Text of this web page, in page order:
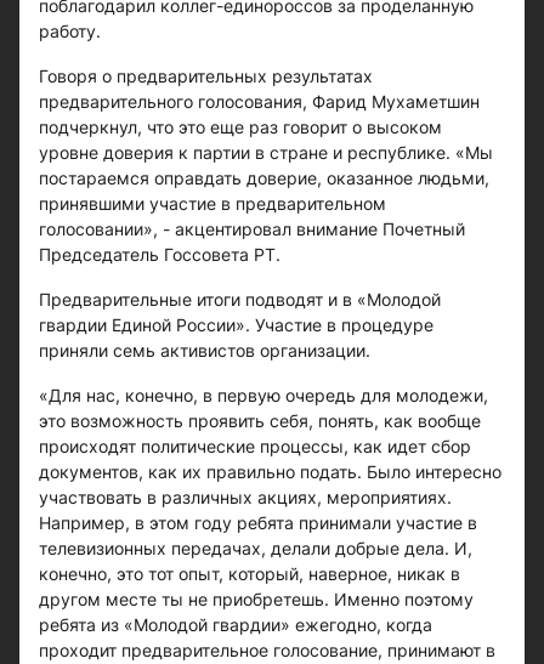
поблагодарил коллег-единороссов за проделанную
работу.
Говоря о предварительных результатах
предварительного голосования, Фарид Мухаметшин
подчеркнул, что это еще раз говорит о высоком
уровне доверия к партии в стране и республике. «Мы
постараемся оправдать доверие, оказанное людьми,
принявшими участие в предварительном
голосовании», - акцентировал внимание Почетный
Председатель Госсовета РТ.
Предварительные итоги подводят и в «Молодой
гвардии Единой России». Участие в процедуре
приняли семь активистов организации.
«Для нас, конечно, в первую очередь для молодежи,
это возможность проявить себя, понять, как вообще
происходят политические процессы, как идет сбор
документов, как их правильно подать. Было интересно
участвовать в различных акциях, мероприятиях.
Например, в этом году ребята принимали участие в
телевизионных передачах, делали добрые дела. И,
конечно, это тот опыт, который, наверное, никак в
другом месте ты не приобретешь. Именно поэтому
ребята из «Молодой гвардии» ежегодно, когда
проходит предварительное голосование, принимают в